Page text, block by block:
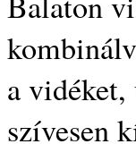
a
szívesen